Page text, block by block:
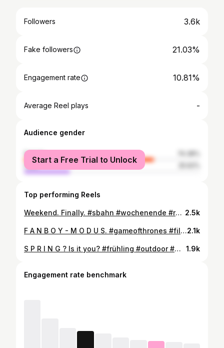
Followers 3.6k
Fake followers 21.03%
Engagement rate 10.81%
Average Reel plays -
Audience gender
female
male
Start a Free Trial to Unlock
Top performing Reels
Weekend. Finally. #sbahn #wochenende #ruhrpott 2.5k
F A N B O Y - M O D U S. #gameofthrones #filmlocation #nameoftherose2.1k
S P R I N G ? Is it you? #frühling #outdoor #weekend • 📷 @empiredelouie 1.9k
Engagement rate benchmark